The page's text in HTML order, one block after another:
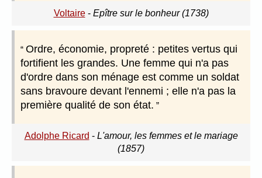
Voltaire- Epître sur le bonheur (1738)
Ordre, économie, propreté : petites vertus qui
fortifient les grandes. Une femme qui n'a pas
d'ordre dans son ménage est comme un soldat
sans bravoure devant l'ennemi ; elle n'a pas la
première qualité de son état.
Adolphe Ricard - L'amour, les femmes et le mariage
(1857)